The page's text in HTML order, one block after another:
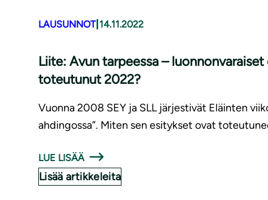
LAUSUNNOT| 14.11.2022
Liite: Avun tarpeessa –
toteutunut 2022?
Vuonna 2008 SEY ja SLL järjestivät Eläinten
ahdingossa”. Miten sen esitykset ovat
LUE LISÄÄ
Lisää artikkeleita